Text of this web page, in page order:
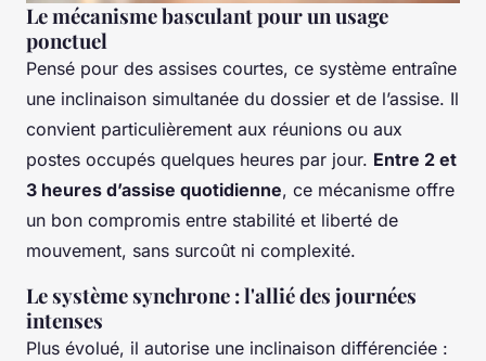
Le mécanisme basculant pour un usage
ponctuel
Pensé pour des assises courtes, ce système entraîne
une inclinaison simultanée du dossier et de l’assise. Il
convient particulièrement aux réunions ou aux
postes occupés quelques heures par jour. Entre 2 et
3 heures d’assise quotidienne, ce mécanisme offre
un bon compromis entre stabilité et liberté de
mouvement, sans surcoût ni complexité.
Le système synchrone : l'allié des journées
intenses
Plus évolué, il autorise une inclinaison différenciée :